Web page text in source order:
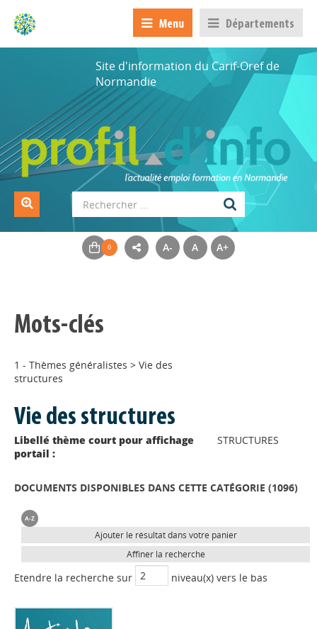
Menu Départements
Site d'information du Carif-Oref de
Normandie
A- A A+
Mots-clés
1 - Thèmes généralistes > Vie des
structures
Vie des structures
Libellé thème court pour affichage
portail :
STRUCTURES
DOCUMENTS DISPONIBLES DANS CETTE CATÉGORIE (1096)
Ajouter le résultat dans votre panier
Affiner la recherche
Etendre la recherche sur niveau(x) vers le bas